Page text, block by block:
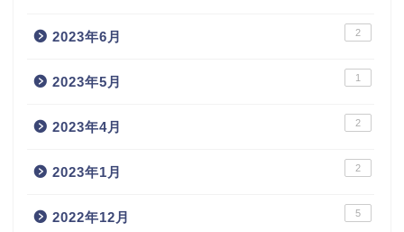
2023年6月 2
2023年5月 1
2023年4月 2
2023年1月 2
2022年12月 5